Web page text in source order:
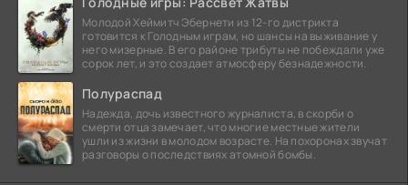
Молодой Хеймитч Эбернети из 12-го дистрикта
готовится к Голодным играм, но шансы на выживание у
него мизерные. В его районе трибуты не побеждали уже
сорок лет, и это создает атмосферу безнадежности.
Полураспад
Надежда, дочь известного журналиста, в скорби о
смерти отца замечает, что многие местные жители
ушли из жизни в молодом возрасте. На похоронах звучат
разговоры о последствиях атомной бомбы.